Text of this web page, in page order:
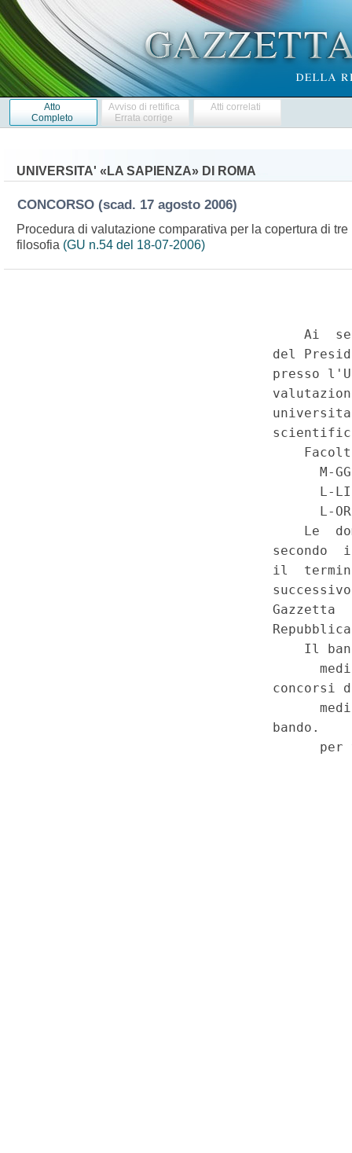
Atto
Completo
Avviso di rettifica
Errata corrige
Atti correlati
UNIVERSITA' «LA SAPIENZA» DI ROMA
CONCORSO (scad. 17 agosto 2006)
Procedura di valutazione comparativa per la copertura di
filosofia (GU n.54 del 18-07-2006)